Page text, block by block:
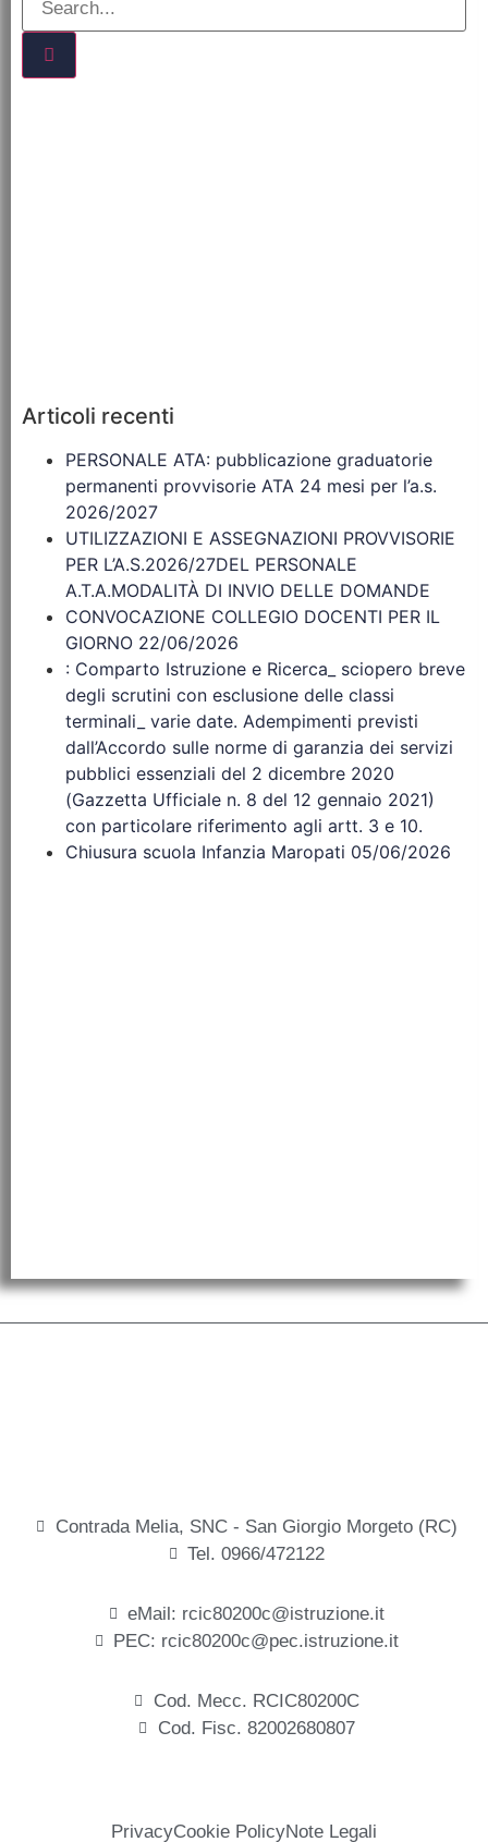
Articoli recenti
PERSONALE ATA: pubblicazione graduatorie
permanenti provvisorie ATA 24 mesi per l’a.s.
2026/2027
UTILIZZAZIONI E ASSEGNAZIONI PROVVISORIE
PER L’A.S.2026/27DEL PERSONALE
A.T.A.MODALITÀ DI INVIO DELLE DOMANDE
CONVOCAZIONE COLLEGIO DOCENTI PER IL
GIORNO 22/06/2026
: Comparto Istruzione e Ricerca_ sciopero breve
degli scrutini con esclusione delle classi
terminali_ varie date. Adempimenti previsti
dall’Accordo sulle norme di garanzia dei servizi
pubblici essenziali del 2 dicembre 2020
(Gazzetta Ufficiale n. 8 del 12 gennaio 2021)
con particolare riferimento agli artt. 3 e 10.
Chiusura scuola Infanzia Maropati 05/06/2026
Contrada Melia, SNC - San Giorgio Morgeto (RC)
Tel. 0966/472122
eMail: rcic80200c@istruzione.it
PEC: rcic80200c@pec.istruzione.it
Cod. Mecc. RCIC80200C
Cod. Fisc. 82002680807
PrivacyCookie PolicyNote Legali